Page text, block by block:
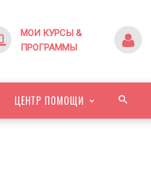
МОИ КУРСЫ &
ПРОГРАММЫ
ЦЕНТР ПОМОЩИ